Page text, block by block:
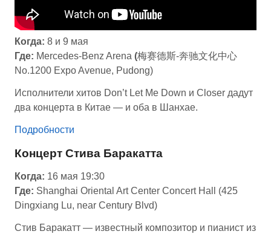
Когда: 8 и 9 мая
Где: Mercedes-Benz Arena (梅赛德斯-奔驰文化中心
No.1200 Expo Avenue, Pudong)
Исполнители хитов Don’t Let Me Down и Closer дадут
два концерта в Китае — и оба в Шанхае.
Подробности
Концерт Стива Баракатта
Когда: 16 мая 19:30
Где: Shanghai Oriental Art Center Concert Hall (425
Dingxiang Lu, near Century Blvd)
Стив Баракатт — известный композитор и пианист из